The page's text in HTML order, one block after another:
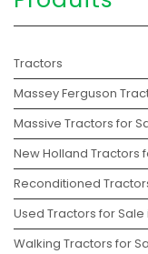
Tractors
Massey Ferguson
Massive Tractors for
New Holland Tractors
Reconditioned
Used Tractors for Sale
Walking Tractors for